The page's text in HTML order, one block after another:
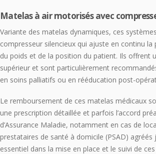
Matelas à air motorisés avec
Variante des matelas dynamiques, ces
compresseur silencieux qui ajuste en continu
du poids et de la position du patient. Ils offrent
supérieur et sont particulièrement
en soins palliatifs ou en rééducation post-
Le remboursement de ces matelas médicaux
une prescription détaillée et parfois l’accord
d’Assurance Maladie, notamment en cas de
prestataires de santé à domicile (PSAD)
essentiel dans la mise en place et le suivi de